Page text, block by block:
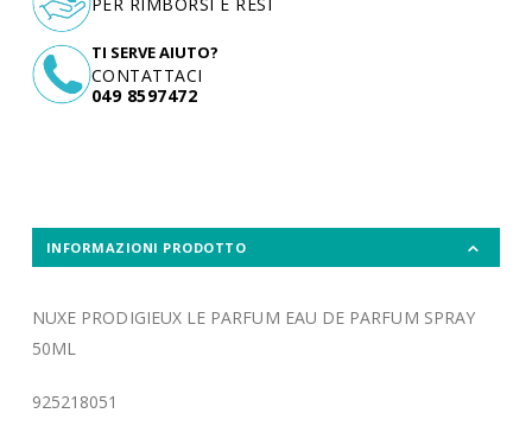
TI SERVE AIUTO?
CONTATTACI
049 8597472
INFORMAZIONI PRODOTTO
NUXE PRODIGIEUX LE PARFUM EAU DE PARFUM SPRAY
50ML
925218051